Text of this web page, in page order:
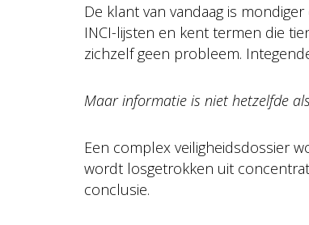
De klant van vandaag is
INCI-lijsten en kent termen die
zichzelf geen probleem.
Maar informatie is niet hetzelfde
Een complex veiligheidsdossier
wordt losgetrokken uit
conclusie.